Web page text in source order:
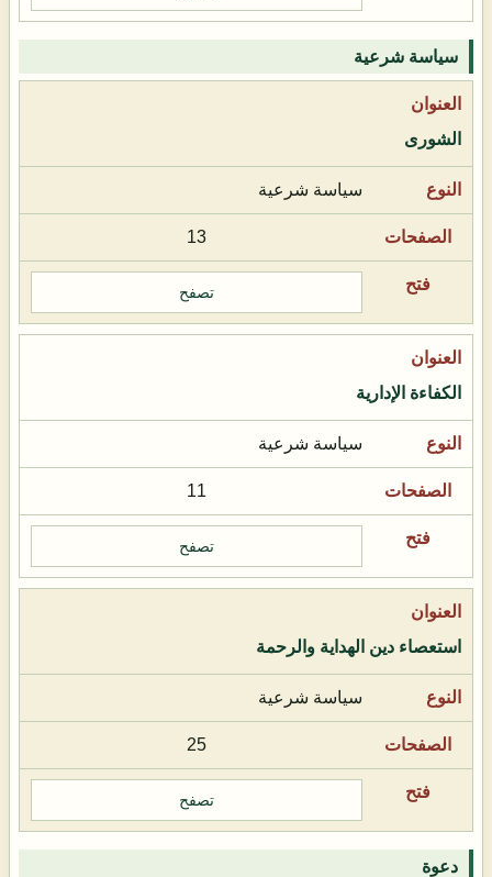
سياسة شرعية
الشورى
سياسة شرعية
13
تصفح
الكفاءة الإدارية
سياسة شرعية
11
تصفح
استعصاء دين الهداية والرحمة
سياسة شرعية
25
تصفح
دعوة